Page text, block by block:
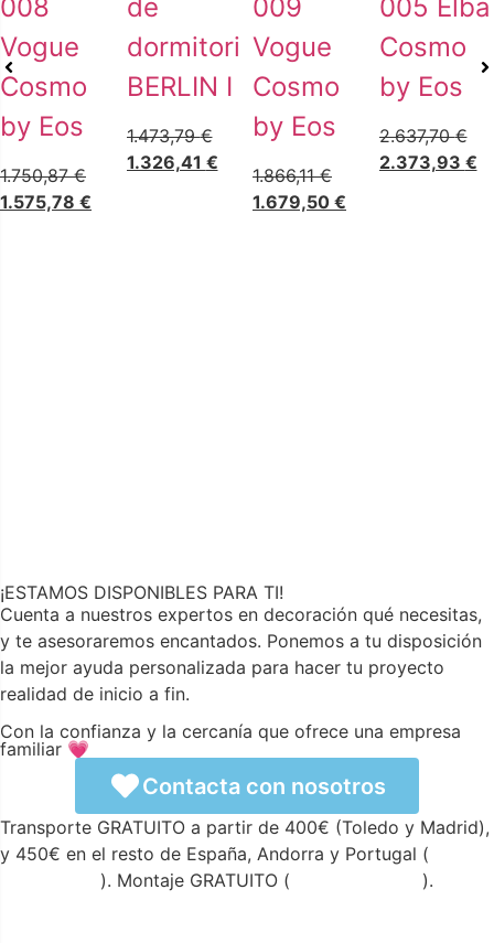
008
Vogue
Cosmo
by Eos
1.750,87€
1.575,78 €
de
dormitorio
BERLIN I
1.473,79€
1.326,41 €
009
Vogue
Cosmo
by Eos
1.866,11€
1.679,50 €
005 Elba
Cosmo
by Eos
2.637,70€
2.373,93 €
¡ESTAMOS DISPONIBLES PARA TI!
Cuenta a nuestros expertos en decoración qué necesitas,
y te asesoraremos encantados. Ponemos a tu disposición
la mejor ayuda personalizada para hacer tu proyecto
realidad de inicio a fin.
Con la confianza y la cercanía que ofrece una empresa
familiar 💗
Contacta con nosotros
Transporte GRATUITO a partir de 400€ (Toledo y Madrid),
y 450€ en el resto de España, Andorra y Portugal (
). Montaje GRATUITO ( ).